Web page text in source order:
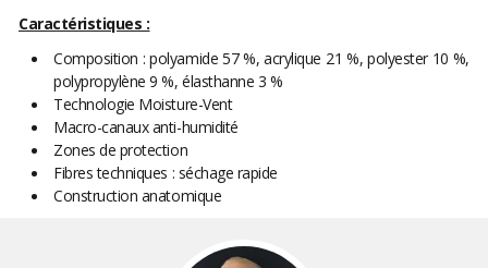
Caractéristiques :
Composition : polyamide 57 %, acrylique 21 %, polyester 10 %,
polypropylène 9 %, élasthanne 3 %
Technologie Moisture-Vent
Macro-canaux anti-humidité
Zones de protection
Fibres techniques : séchage rapide
Construction anatomique